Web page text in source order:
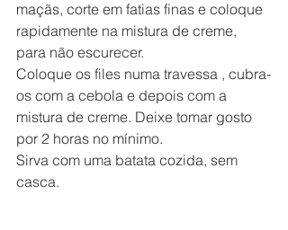
maçãs, corte em fatias finas e coloque
rapidamente na mistura de creme,
para não escurecer.
Coloque os files numa travessa , cubra-
os com a cebola e depois com a
mistura de creme. Deixe tomar gosto
por 2 horas no mínimo.
Sirva com uma batata cozida, sem
casca.